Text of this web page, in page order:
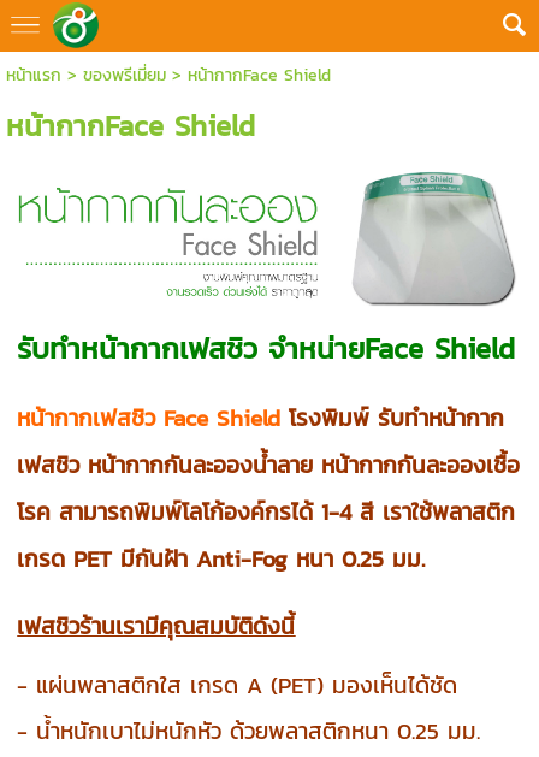
หน้าแรก > ของพรีเมี่ยม> หน้ากากFace Shield
หน้ากากFace Shield
รับทำหน้ากากเฟสชิว จำหน่ายFace Shield
หน้ากากเฟสชิว Face Shield โรงพิมพ์ รับทำหน้ากาก
เฟสชิว หน้ากากกันละอองน้ำลาย หน้ากากกันละอองเชื้อ
โรค สามารถพิมพ์โลโก้องค์กรได้ 1-4 สี เราใช้พลาสติก
เกรด PET มีกันฝ้า Anti-Fog หนา 0.25 มม.
เฟสชิวร้านเรามีคุณสมบัติดังนี้
- แผ่นพลาสติกใส เกรด A (PET) มองเห็นได้ชัด
- น้ำหนักเบาไม่หนักหัว ด้วยพลาสติกหนา 0.25 มม.